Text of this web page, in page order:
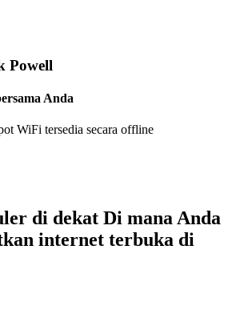
Powell
Anda
WiFi tersedia secara offline
di dekat Di mana Anda
internet terbuka di